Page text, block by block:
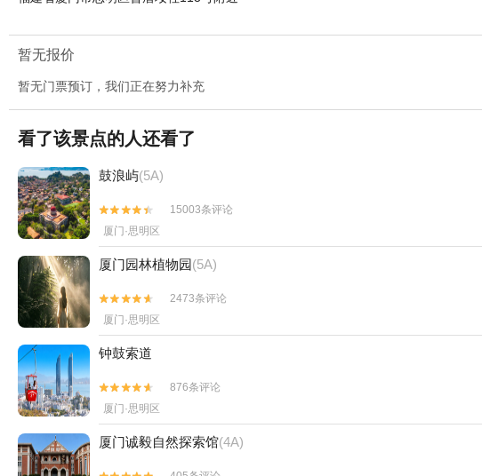
暂无报价
暂无门票预订，我们正在努力补充
看了该景点的人还看了
鼓浪屿(5A)


15003条评论
厦门·思明区
厦门园林植物园(5A)


2473条评论
厦门·思明区
钟鼓索道


876条评论
厦门·思明区
厦门诚毅自然探索馆(4A)